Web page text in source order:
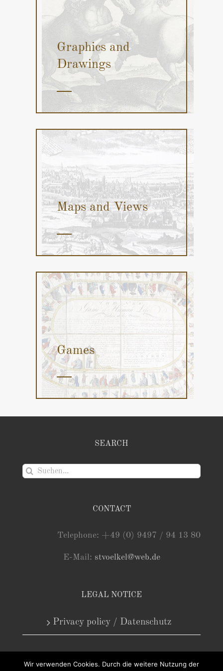
Graphics and
Drawings
Maps and Views
Games
SEARCH
Suche
CONTACT
Telephone: +49 (0) 9497 / 94 13 80
E-Mail: stvoelkel@web.de
LEGAL NOTICE
Privacy policy / Datenschutz
Wir verwenden Cookies. Durch die weitere Nutzung der